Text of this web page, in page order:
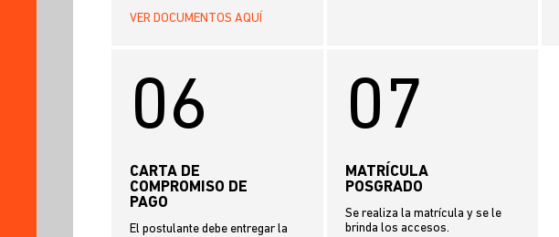
VER DOCUMENTOS AQUÍ
06
CARTA DE
COMPROMISO DE
PAGO
El postulante debe entregar la
07
MATRÍCULA
POSGRADO
Se realiza la matrícula y se le
brinda los accesos.